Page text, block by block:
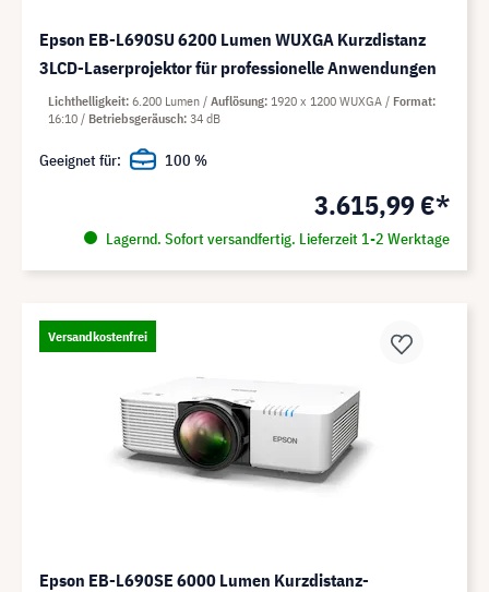
Epson EB-L690SU 6200 Lumen WUXGA Kurzdistanz
3LCD-Laserprojektor für professionelle Anwendungen
3.615,99 €*
Lagernd. Sofort versandfertig. Lieferzeit 1-2 Werktage
Lichthelligkeit 6.200 Lumen Auflösung 1920 x 1200 WUXGA
Format
16:10
Betriebsgeräusch 34 dB
Geeignet für: 100 %
Versandkostenfrei
Epson EB-L690SE 6000 Lumen Kurzdistanz-